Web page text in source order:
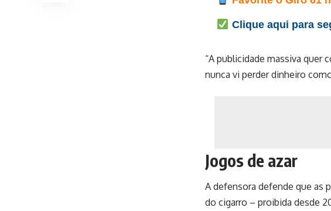
Clique aqui para
“A publicidade massiva quer
nunca vi perder dinheiro
Jogos de azar
A defensora defende que as
do cigarro – proibida desde